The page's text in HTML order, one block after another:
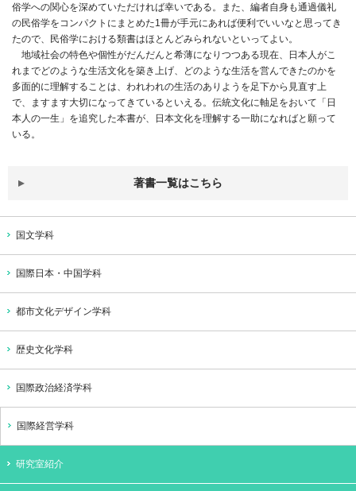
俗学への関心を深めていただければ幸いである。また、編者自身も通過儀礼
の民俗学をコンパクトにまとめた1冊が手元にあれば便利でいいなと思ってき
たので、民俗学における類書はほとんどみられないといってよい。
地域社会の特色や個性がだんだんと希薄になりつつある現在、日本人がこ
れまでどのような生活文化を築き上げ、どのような生活を営んできたのかを
多面的に理解することは、われわれの生活のありようを足下から見直す上
で、ますます大切になってきているといえる。伝統文化に軸足をおいて「日
本人の一生」を追究した本書が、日本文化を理解する一助になればと願って
いる。
著書一覧はこちら
国文学科
国際日本・中国学科
都市文化デザイン学科
歴史文化学科
国際政治経済学科
国際経営学科
研究室紹介